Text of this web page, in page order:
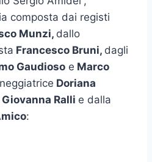
composta dai registi
Munzi, dallo
Francesco Bruni, dagli
Gaudioso e Marco
Doriana
Giovanna Ralli e dalla
: